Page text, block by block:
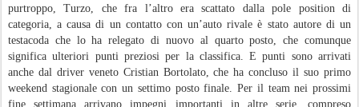
purtroppo, Turzo, che fra l’altro era scattato dalla pole position di
categoria, a causa di un contatto con un’auto rivale è stato autore di un
testacoda che lo ha relegato di nuovo al quarto posto, che comunque
significa ulteriori punti preziosi per la classifica. E punti sono arrivati
anche dal driver veneto Cristian Bortolato, che ha concluso il suo primo
weekend stagionale con un settimo posto finale. Per il team nei prossimi
fine settimana arrivano impegni importanti in altre serie, compreso